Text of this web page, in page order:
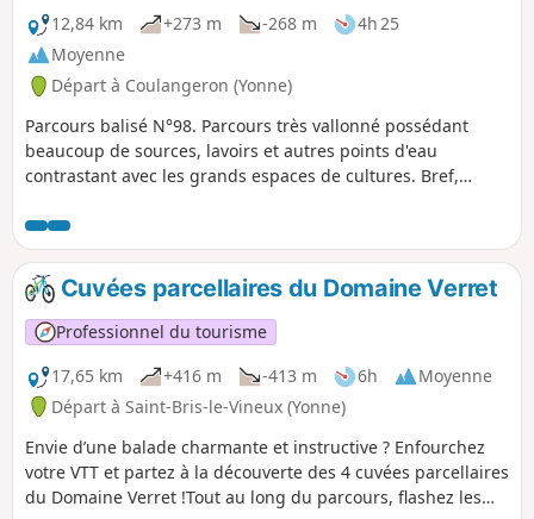
12,84 km
+273 m -268 m
4h 25
Moyenne
Départ à Coulangeron (Yonne)
Parcours balisé N°98. Parcours très vallonné possédant
beaucoup de sources, lavoirs et autres points d'eau
contrastant avec les grands espaces de cultures. Bref,
Cuvées parcellaires du Domaine Verret
Professionnel du tourisme
17,65 km
+416 m -413 m 6h
Moyenne
Départ à Saint-Bris-le-Vineux (Yonne)
Envie d’une balade charmante et instructive ? Enfourchez
votre VTT et partez à la découverte des 4 cuvées parcellaires
du Domaine Verret !Tout au long du parcours, flashez les